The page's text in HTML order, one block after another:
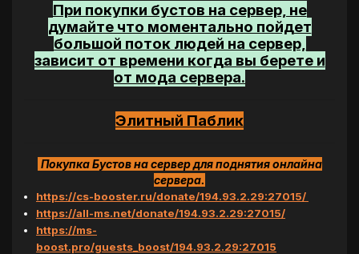
При покупки бустов на сервер, не
думайте что моментально пойдет
большой поток людей на сервер,
зависит от времени когда вы берете и
от мода сервера.
Элитный Паблик
Покупка Бустов на сервер для поднятия онлайна
сервера.
https://cs-booster.ru/donate/194.93.2.29:27015/
https://all-ms.net/donate/194.93.2.29:27015/
https://ms-
boost.pro/guests_boost/194.93.2.29:27015